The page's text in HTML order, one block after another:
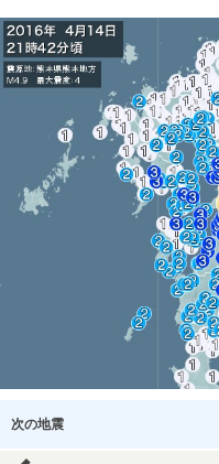
次の地震